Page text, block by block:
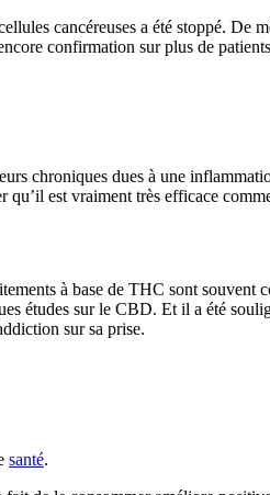
cancéreuses a été stoppé. De
confirmation sur plus de
chroniques dues à une
qu’il est vraiment très efficace
à base de THC sont souvent
études sur le CBD. Et il a été
sur sa prise.
santé.